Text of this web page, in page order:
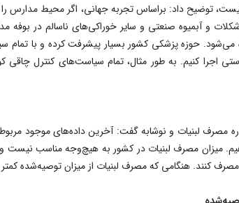
توضیح داد: براساس تجربه جهانی، اگر محیط مدارس را
و آبمیوه صنعتی و سایر خوراکی‌های ناسالم در بوفه
حوزه پزشکی کشور بسیار پیشرفت کرده و با تمام
اجرا کنیم. به طور مثال، تمام سیاست‌های کنترل چاقی
میزان مصرف لبنیات در کشور به هیچ‌وجه مناسب
مصرف کنند. هنگامی که مصرف لبنیات از میزان توصیه‌شده